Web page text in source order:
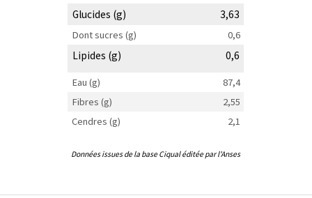
Glucides (g)
3,63
Dont sucres (g) 0,6
Lipides (g) 0,6
Eau (g)
87,4
Fibres (g)
2,55
Cendres (g)
2,1
Données issues de la base Ciqual éditée par l'Anses